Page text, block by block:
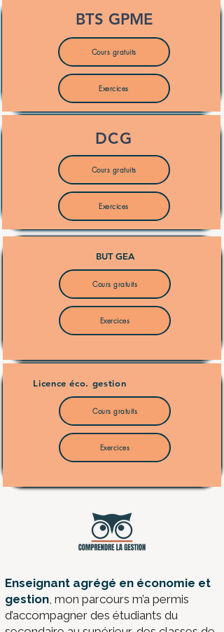
BTS GPME
Cours gratuits
Exercices
DCG
Cours gratuits
Exercices
BUT GEA
Cours gratuits
Exercices
Licence éco. gestion
Cours gratuits
Exercices
​Enseignant agrégé en économie et
gestion, mon parcours m’a permis
d’accompagner des étudiants du